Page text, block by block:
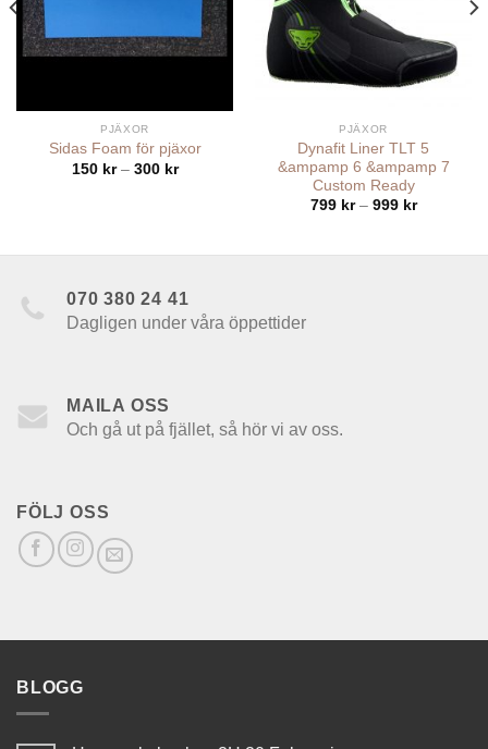
PJÄXOR
Sidas Foam för pjäxor
150 kr – 300 krPrisintervall:
PJÄXOR
Dynafit Liner TLT 5
&ampamp 6 &ampamp 7
Custom Ready
799 kr – 999 kr
070 380 24 41
Dagligen under våra öppettider
MAILA OSS
Och gå ut på fjället, så hör vi av oss.
FÖLJ OSS
BLOGG